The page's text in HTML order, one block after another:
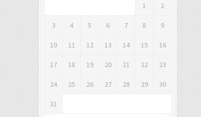
1 2
3 4 5 6 7 8 9
10 11 12 13 14 15 16
17 18 19 20 21 22 23
24 25 26 27 28 29 30
31